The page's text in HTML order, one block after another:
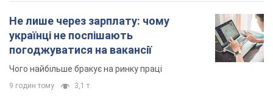
Не лише через зарплату: чому
українці не поспішають
погоджуватися на вакансії
Чого найбільше бракує на ринку праці
9 годин тому 3,1 т.